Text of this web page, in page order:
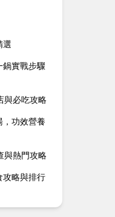
選
鍋實戰步驟
與必吃攻略
，功效營養
與熱門攻略
攻略與排行